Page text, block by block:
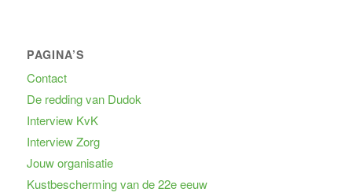
PAGINA’S
Contact
De redding van Dudok
Interview KvK
Interview Zorg
Jouw organisatie
Kustbescherming van de 22e eeuw